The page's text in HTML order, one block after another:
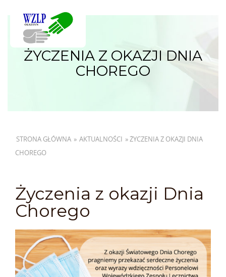
ŻYCZENIA Z OKAZJI DNIA
CHOREGO
STRONA GŁÓWNA » AKTUALNOŚCI »ŻYCZENIA Z OKAZJI DNIA
CHOREGO
Życzenia z okazji Dnia
Chorego